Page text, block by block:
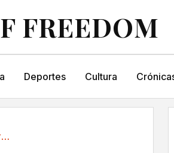
FREEDOM
Deportes Cultura
Cuerpo asegura que la regularización ha...